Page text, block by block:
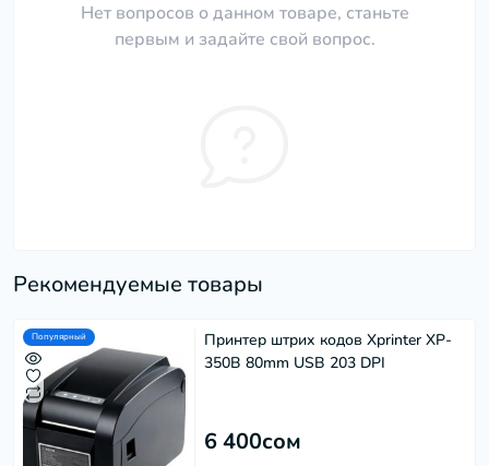
Нет вопросов о данном товаре, станьте
первым и задайте свой вопрос.
Рекомендуемые товары
Популярный
Принтер штрих кодов Xprinter XP-
350B 80mm USB 203 DPI
6 400сом